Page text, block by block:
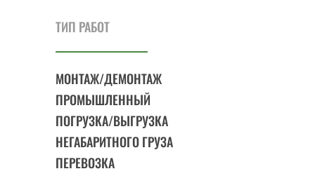
ТИП РАБОТ
МОНТАЖ/ДЕМОНТАЖ
ПРОМЫШЛЕННЫЙ
ПОГРУЗКА/ВЫГРУЗКА
НЕГАБАРИТНОГО ГРУЗА
ПЕРЕВОЗКА